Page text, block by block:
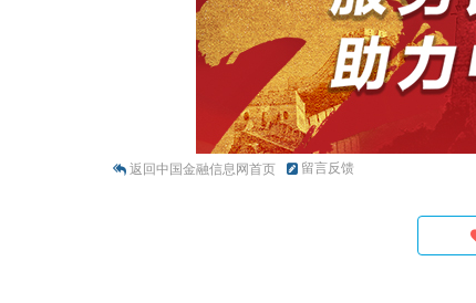
返回中国金融信息网首页 留言反馈